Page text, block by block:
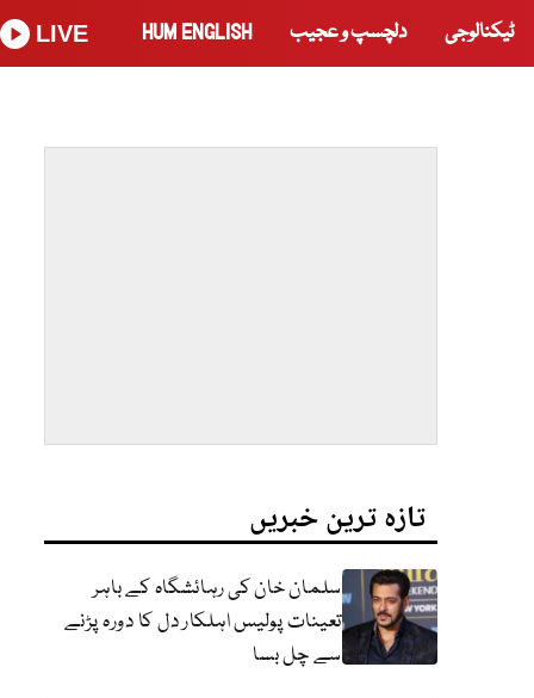
ٹیکنالوجی دلچسپ و عجیب HUM ENGLISH
LIVE
تازہ ترین خبریں
سلمان خان کی رہائشگاہ کے باہر
تعینات پولیس اہلکار دل کا دورہ پڑنے
سے چل بسا